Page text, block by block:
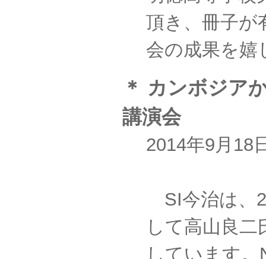
頂き、冊子が
会の成果を嬉
＊ カンボジア
講演会
2014年9月
SI今治は、
して高山良二
しています